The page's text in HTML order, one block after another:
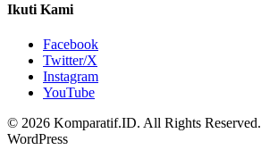
Ikuti Kami
Facebook
Twitter/X
Instagram
YouTube
© 2026 Komparatif.ID. All Rights Reserved.
WordPress